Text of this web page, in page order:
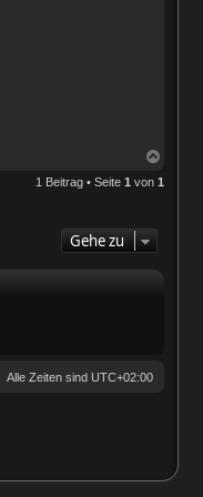
c
1 Beitrag • Seite 1 von 1
Gehe zu
Alle Zeiten sind UTC+02:00